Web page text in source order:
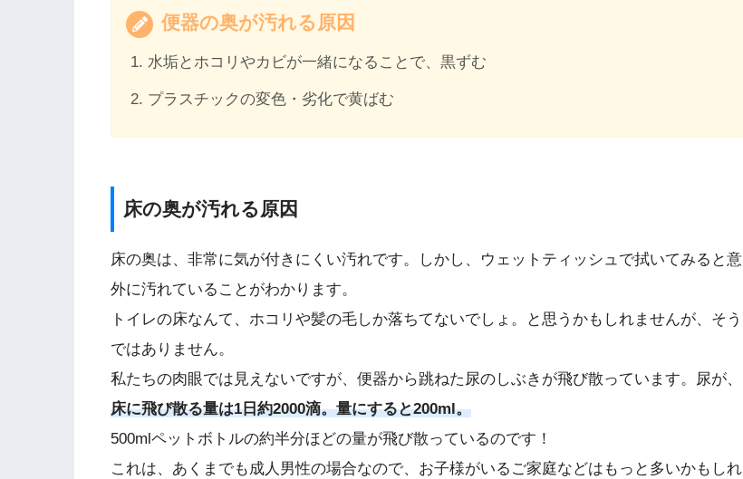
便器の奥が汚れる原因
水垢とホコリやカビが一緒になることで、黒ずむ
プラスチックの変色・劣化で黄ばむ
床の奥が汚れる原因
床の奥は、非常に気が付きにくい汚れです。しかし、ウェットティッシュで拭いてみると意
外に汚れていることがわかります。
トイレの床なんて、ホコリや髪の毛しか落ちてないでしょ。と思うかもしれませんが、そう
ではありません。
私たちの肉眼では見えないですが、便器から跳ねた尿のしぶきが飛び散っています。尿が、
床に飛び散る量は1日約2000滴。量にすると200ml。
500mlペットボトルの約半分ほどの量が飛び散っているのです！
これは、あくまでも成人男性の場合なので、お子様がいるご家庭などはもっと多いかもしれ